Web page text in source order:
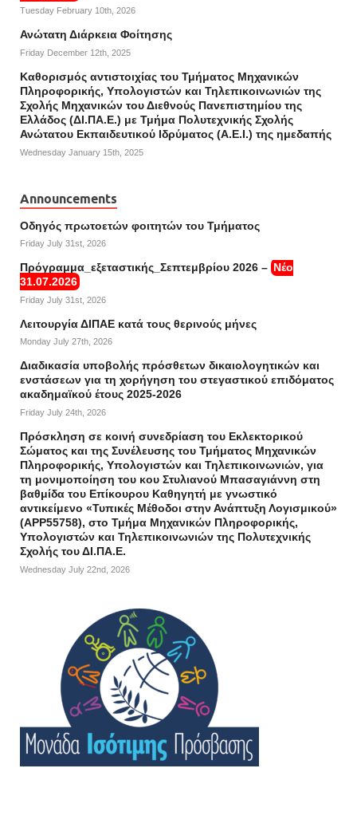
Tuesday February 10th, 2026
Ανώτατη Διάρκεια Φοίτησης
Friday December 12th, 2025
Καθορισμός αντιστοιχίας του Τμήματος Μηχανικών
Πληροφορικής, Υπολογιστών και Τηλεπικοινωνιών της
Σχολής Μηχανικών του Διεθνούς Πανεπιστημίου της
Ελλάδος (ΔΙ.ΠΑ.Ε.) με Τμήμα Πολυτεχνικής Σχολής
Ανώτατου Εκπαιδευτικού Ιδρύματος (Α.Ε.Ι.) της ημεδαπής
Wednesday January 15th, 2025
Announcements
Οδηγός πρωτοετών φοιτητών του Τμήματος
Friday July 31st, 2026
Πρόγραμμα_εξεταστικής_Σεπτεμβρίου 2026 – Νέο
31.07.2026
Friday July 31st, 2026
Λειτουργία ΔΙΠΑΕ κατά τους θερινούς μήνες
Monday July 27th, 2026
Διαδικασία υποβολής πρόσθετων δικαιολογητικών και
ενστάσεων για τη χορήγηση του στεγαστικού επιδόματος
ακαδημαϊκού έτους 2025-2026
Friday July 24th, 2026
Πρόσκληση σε κοινή συνεδρίαση του Εκλεκτορικού
Σώματος και της Συνέλευσης του Τμήματος Μηχανικών
Πληροφορικής, Υπολογιστών και Τηλεπικοινωνιών, για
τη μονιμοποίηση του κου Στυλιανού Μπασαγιάννη στη
βαθμίδα του Επίκουρου Καθηγητή με γνωστικό
αντικείμενο «Τυπικές Μέθοδοι στην Ανάπτυξη Λογισμικού»
(APP55758), στο Τμήμα Μηχανικών Πληροφορικής,
Υπολογιστών και Τηλεπικοινωνιών της Πολυτεχνικής
Σχολής του ΔΙ.ΠΑ.Ε.
Wednesday July 22nd, 2026